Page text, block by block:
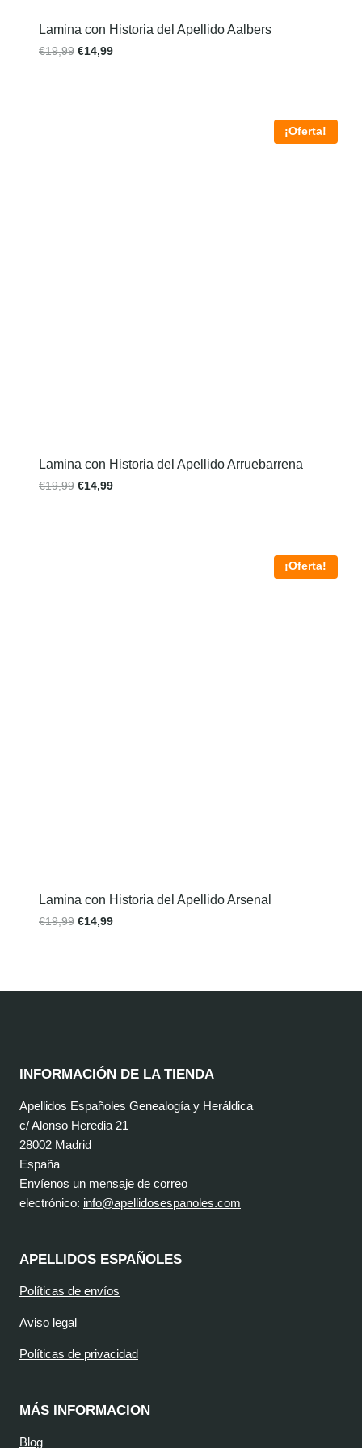
Lamina con Historia del Apellido Aalbers
€19,99 €14,99
¡Oferta!
Lamina con Historia del Apellido Arruebarrena
€19,99 €14,99
¡Oferta!
Lamina con Historia del Apellido Arsenal
€19,99 €14,99
INFORMACIÓN DE LA TIENDA
Apellidos Españoles Genealogía y Heráldica
c/ Alonso Heredia 21
28002 Madrid
España
Envíenos un mensaje de correo
electrónico: info@apellidosespanoles.com
APELLIDOS ESPAÑOLES
Políticas de envíos
Aviso legal
Políticas de privacidad
MÁS INFORMACION
Blog